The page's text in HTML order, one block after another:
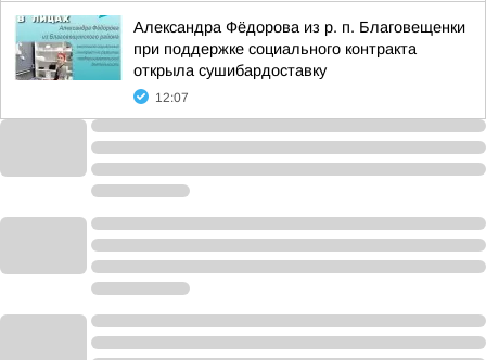
Александра Фёдорова из р. п. Благовещенки
при поддержке социального контракта
открыла сушибардоставку
12:07